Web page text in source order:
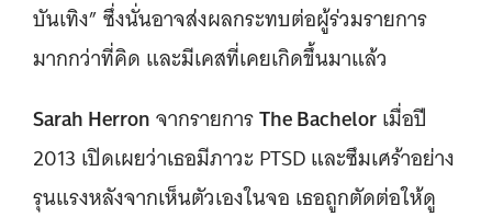
บันเทิง” ซึ่งนั่นอาจส่งผลกระทบต่อผู้ร่วมรายการ
มากกว่าที่คิด และมีเคสที่เคยเกิดขึ้นมาแล้ว
Sarah HerronจากรายการThe Bachelorเมื่อปี
2013 เปิดเผยว่าเธอมีภาวะ PTSD และซึมเศร้าอย่าง
รุนแรงหลังจากเห็นตัวเองในจอ เธอถูกตัดต่อให้ดู